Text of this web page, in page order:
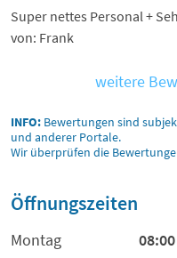
Super nettes Personal +
von: Frank
weitere
INFO: Bewertungen sind
und anderer Portale.
Wir überprüfen die
Öffnungszeiten
Montag